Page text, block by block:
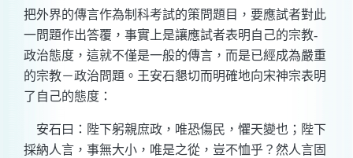
把外界的傳言作為制科考試的策問題目，要應試者對此
一問題作出答覆，事實上是讓應試者表明自己的宗教-
政治態度，這就不僅是一般的傳言，而是已經成為嚴重
的宗教－政治問題。王安石懇切而明確地向宋神宗表明
了自己的態度：
安石曰：陛下躬親庶政，唯恐傷民，懼天變也；陛下
採納人言，事無大小，唯是之從，豈不恤乎？然人言固